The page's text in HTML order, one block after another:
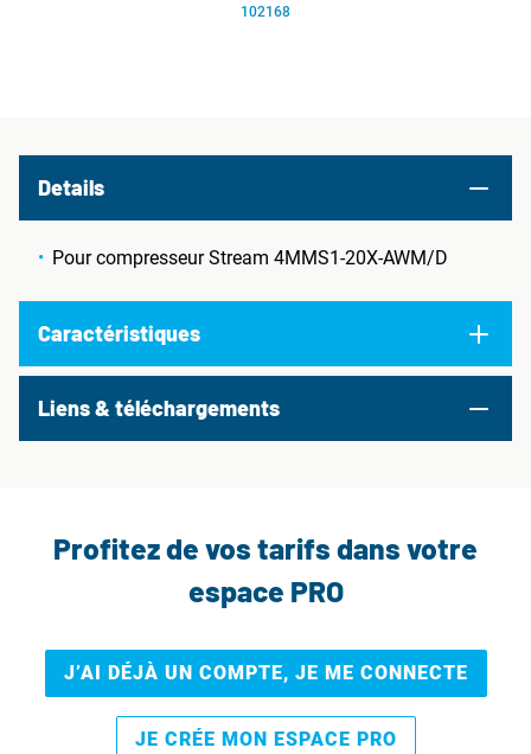
102168
Details
Pour compresseur Stream 4MMS1-20X-AWM/D
Caractéristiques
Liens & téléchargements
Profitez de vos tarifs dans votre
espace PRO
J’AI DÉJÀ UN COMPTE, JE ME CONNECTE
JE CRÉE MON ESPACE PRO